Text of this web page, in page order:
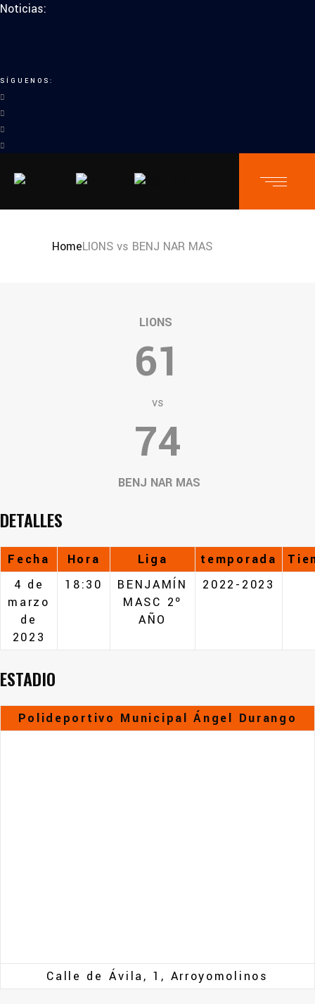
Noticias:
SÍGUENOS:
HomeLIONS vs BENJ NAR MAS
LIONS
61
vs
74
BENJ NAR MAS
DETALLES
Fecha Hora Liga temporada
4 de
marzo
de
2023
18:30
BENJAMÍN
MASC 2º
AÑO
2022-2023
ESTADIO
Polideportivo Municipal Ángel Durango
Calle de Ávila, 1, Arroyomolinos